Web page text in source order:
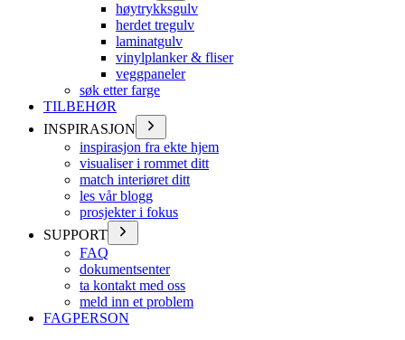
høytrykksgulv
herdet tregulv
laminatgulv
vinylplanker & fliser
veggpaneler
søk etter farge
TILBEHØR
INSPIRASJON
inspirasjon fra ekte hjem
visualiser i rommet ditt
match interiøret ditt
les vår blogg
prosjekter i fokus
SUPPORT
FAQ
dokumentsenter
ta kontakt med oss
meld inn et problem
FAGPERSON